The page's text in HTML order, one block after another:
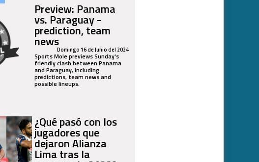
Preview: Panama
vs. Paraguay -
prediction, team
newsDomingo 16 de Junio del 2024
Sports Mole previews Sunday's
friendly clash between Panama
and Paraguay, including
predictions, team news and
possible lineups.
¿Qué pasó con los
jugadores que
dejaron Alianza
Lima tras la